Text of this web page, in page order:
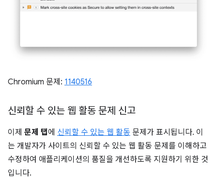
Chromium 문제: 1140516
신뢰할 수 있는 웹 활동 문제 신고
이제 문제 탭 에 신뢰할 수 있는 웹 활동 문제가 표시됩니다. 이
는 개발자가 사이트의 신뢰할 수 있는 웹 활동 문제를 이해하고
수정하여 애플리케이션의 품질을 개선하도록 지원하기 위한 것
입니다.